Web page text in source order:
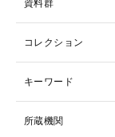
資料群
コレクション
キーワード
所蔵機関